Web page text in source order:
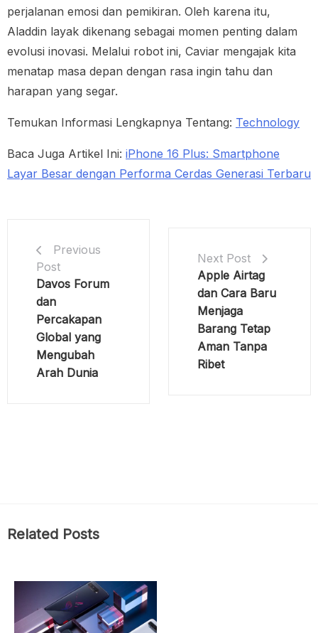
perjalanan emosi dan pemikiran. Oleh karena itu,
Aladdin layak dikenang sebagai momen penting dalam
evolusi inovasi. Melalui robot ini, Caviar mengajak kita
menatap masa depan dengan rasa ingin tahu dan
harapan yang segar.
Temukan Informasi Lengkapnya Tentang: Technology
Baca Juga Artikel Ini: iPhone 16 Plus: Smartphone
Layar Besar dengan Performa Cerdas Generasi Terbaru
Previous
Post
Davos Forum
dan
Percakapan
Global yang
Mengubah
Arah Dunia
Next Post
Apple Airtag
dan Cara Baru
Menjaga
Barang Tetap
Aman Tanpa
Ribet
Related Posts